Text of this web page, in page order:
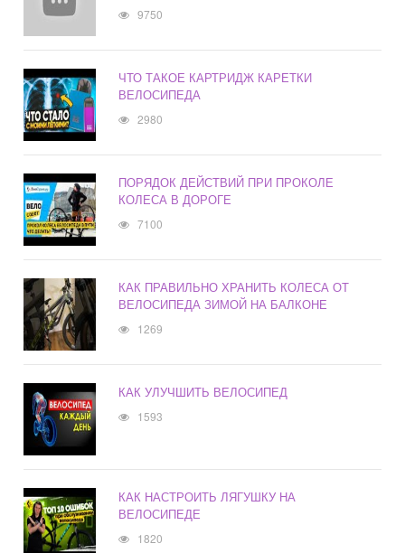
9750
ЧТО ТАКОЕ КАРТРИДЖ КАРЕТКИ
ВЕЛОСИПЕДА
2980
ПОРЯДОК ДЕЙСТВИЙ ПРИ ПРОКОЛЕ
КОЛЕСА В ДОРОГЕ
7100
КАК ПРАВИЛЬНО ХРАНИТЬ КОЛЕСА ОТ
ВЕЛОСИПЕДА ЗИМОЙ НА БАЛКОНЕ
1269
КАК УЛУЧШИТЬ ВЕЛОСИПЕД
1593
КАК НАСТРОИТЬ ЛЯГУШКУ НА
ВЕЛОСИПЕДЕ
1820